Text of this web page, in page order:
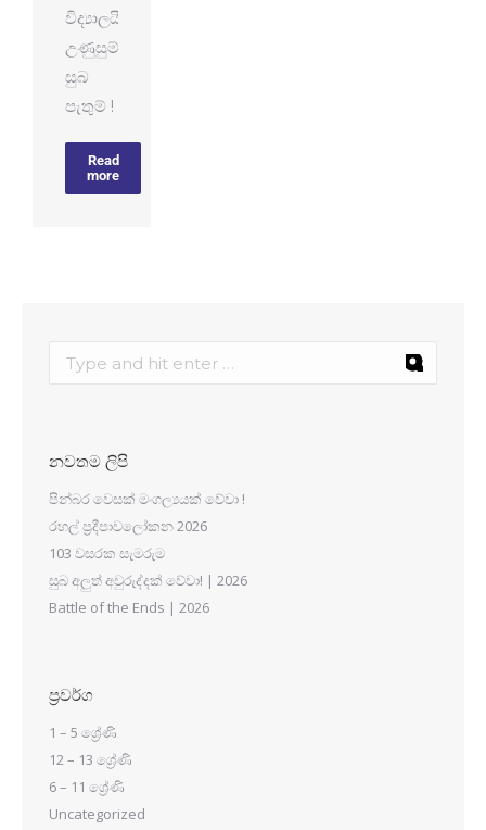
විද්‍යාලයීය
උණුසුම්
සුබ
පැතුම් !
Read
more
නවතම ලිපි
පින්බර වෙසක් මංගල්‍යයක් වේවා !
රහල් ප්‍රදීපාවලෝකන 2026
103 වසරක සැමරුම
සුබ අලුත් අවුරුද්දක් වේවා! | 2026
Battle of the Ends | 2026
ප්‍රවර්ග
1 – 5 ශ්‍රේණි
12 – 13 ශ්‍රේණි
6 – 11 ශ්‍රේණි
Uncategorized